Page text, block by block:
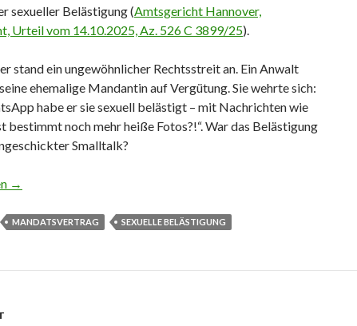
sexueller Belästigung (Amtsgericht Hannover,
Urteil vom 14.10.2025, Az. 526 C 3899/25).
stand ein ungewöhnlicher Rechtsstreit an. Ein Anwalt
ehemalige Mandantin auf Vergütung. Sie wehrte sich:
habe er sie sexuell belästigt – mit Nachrichten wie
bestimmt noch mehr heiße Fotos?!“. War das Belästigung
Smalltalk?
– Anwalt und Mandantin streiten
→
MANDATSVERTRAG SEXUELLE BELÄSTIGUNG